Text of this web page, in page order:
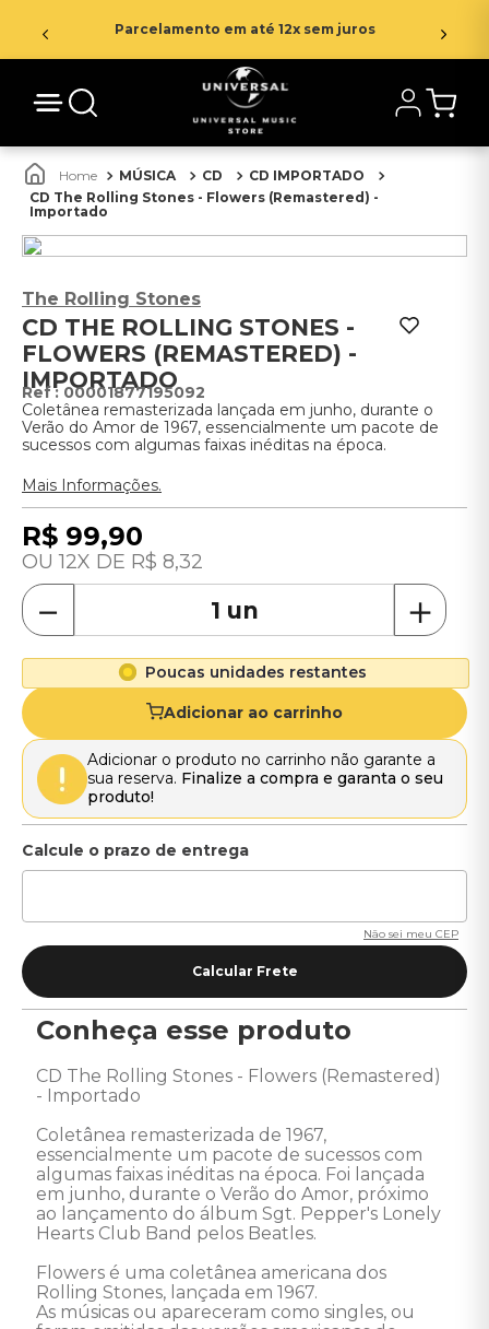
Parcelamento em até 12x sem juros
MÚSICA CD
CD IMPORTADO
CD The Rolling Stones - Flowers (Remastered) -
Importado
The Rolling Stones
CD THE ROLLING STONES -
FLOWERS (REMASTERED) -
IMPORTADO
: 00001877195092
Coletânea remasterizada lançada em junho, durante o
Verão do Amor de 1967, essencialmente um pacote de
sucessos com algumas faixas inéditas na época.
Mais Informações.
R$ 99,90
12 R$ 8,32
＋
－
Poucas unidades restantes
Adicionar ao carrinho
Adicionar o produto no carrinho não garante a
sua reserva. Finalize a compra e garanta o seu
produto!
Não sei meu CEP
Conheça esse produto
CD The Rolling Stones - Flowers (Remastered)
- Importado
Coletânea remasterizada de 1967,
essencialmente um pacote de sucessos com
algumas faixas inéditas na época. Foi lançada
em junho, durante o Verão do Amor, próximo
ao lançamento do álbum Sgt. Pepper's Lonely
Hearts Club Band pelos Beatles.
Flowers é uma coletânea americana dos
Rolling Stones, lançada em 1967.
As músicas ou apareceram como singles, ou